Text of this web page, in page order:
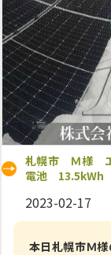
札幌市 Ｍ様
電池 13.5kWh
2023-02-17
本日札幌市Ｍ